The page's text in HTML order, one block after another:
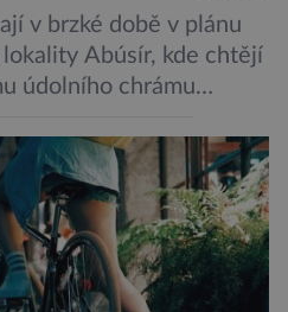
v brzké době v plánu
Abúsír, kde chtějí
údolního chrámu
Českého
FF UK řekla, že je
vykopaných předmětů.
moc času na
si na to tedy